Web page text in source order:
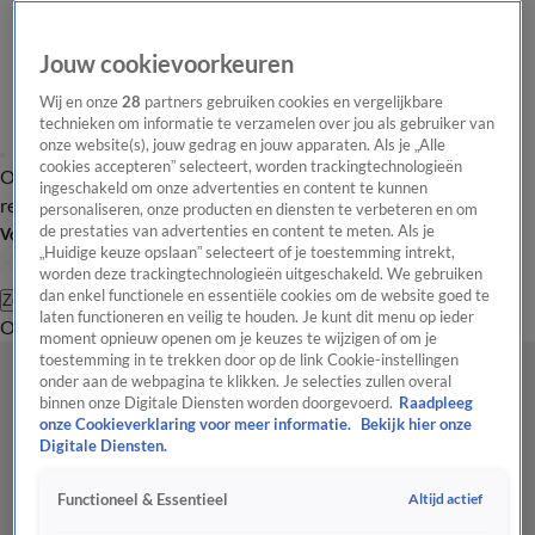
Overzicht Laatste nieuws Regionieuws Het beste van Hart
Tip de
redactie
Volg Hart van Nederland
Zoeken
OverzichtRegioUitzendingenWeerTip de redactiePanelVideo's
Jouw cookievoorkeuren
Wij en onze28 partners gebruiken cookies en vergelijkbare
technieken om informatie te verzamelen over jou als gebruiker van
onze website(s), jouw gedrag en jouw apparaten. Als je „Alle
cookies accepteren” selecteert, worden trackingtechnologieën
ingeschakeld om onze advertenties en content te kunnen
personaliseren, onze producten en diensten te verbeteren en om
de prestaties van advertenties en content te meten. Als je
„Huidige keuze opslaan” selecteert of je toestemming intrekt,
worden deze trackingtechnologieën uitgeschakeld. We gebruiken
dan enkel functionele en essentiële cookies om de website goed te
laten functioneren en veilig te houden. Je kunt dit menu op ieder
moment opnieuw openen om je keuzes te wijzigen of om je
toestemming in te trekken door op de link Cookie-instellingen
onder aan de webpagina te klikken. Je selecties zullen overal
binnen onze Digitale Diensten worden doorgevoerd. Raadpleeg
onze Cookieverklaring voor meer informatie.
Bekijk hier onze
Digitale Diensten.
Functioneel & Essentieel Altijd actief